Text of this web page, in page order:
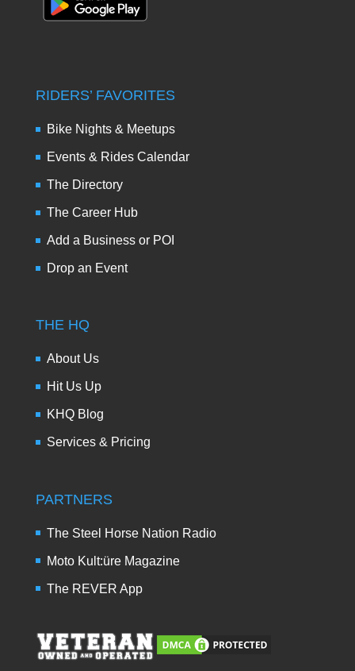
RIDERS’ FAVORITES
Bike Nights & Meetups
Events & Rides Calendar
The Directory
The Career Hub
Add a Business or POI
Drop an Event
THE HQ
About Us
Hit Us Up
KHQ Blog
Services & Pricing
PARTNERS
The Steel Horse Nation Radio
Moto Kult:üre Magazine
The REVER App